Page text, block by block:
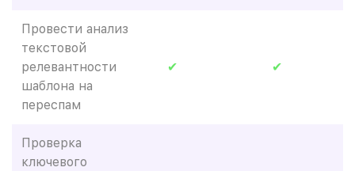
Провести анализ
текстовой
релевантности
шаблона на
переспам
✔ ✔
Проверка
ключевого